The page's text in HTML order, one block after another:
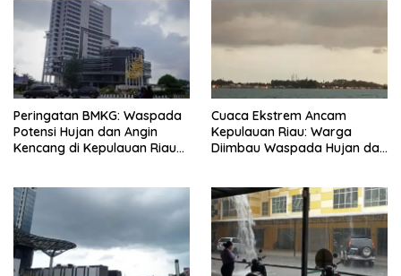
Peringatan BMKG: Waspada
Potensi Hujan dan Angin
Kencang di Kepulauan Riau
Cuaca Ekstrem Ancam
Kepulauan Riau: Warga
Diimbau Waspada Hujan dan